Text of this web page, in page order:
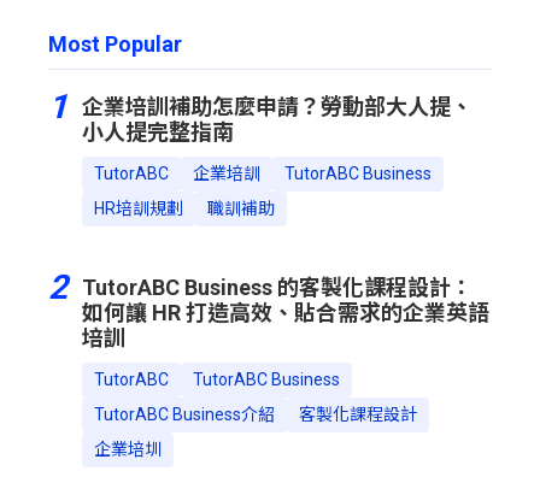
Most Popular
1 企業培訓補助怎麼申請？勞動部大人提、
小人提完整指南
TutorABC 企業培訓
TutorABC Business
HR培訓規劃
職訓補助
2
TutorABC Business 的客製化課程設計：
如何讓 HR 打造高效、貼合需求的企業英語
培訓
TutorABC
TutorABC Business
TutorABC Business介紹
客製化課程設計
企業培圳